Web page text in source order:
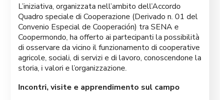
L’iniziativa, organizzata nell’ambito dell’Accordo
Quadro speciale di Cooperazione (Derivado n. 01 del
Convenio Especial de Cooperación) tra SENA e
Coopermondo, ha offerto ai partecipanti la possibilità
di osservare da vicino il funzionamento di cooperative
agricole, sociali, di servizi e di lavoro, conoscendone la
storia, i valori e l’organizzazione.
Incontri, visite e apprendimento sul campo